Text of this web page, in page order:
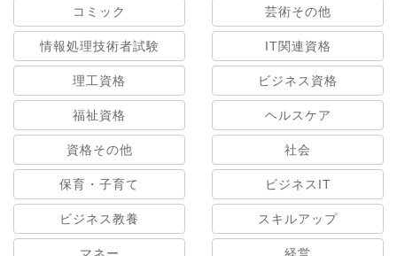
コミック 芸術その他
情報処理技術者試験 IT関連資格
理工資格 ビジネス資格
福祉資格 ヘルスケア
資格その他 社会
保育・子育て ビジネスIT
ビジネス教養 スキルアップ
マネー 経営